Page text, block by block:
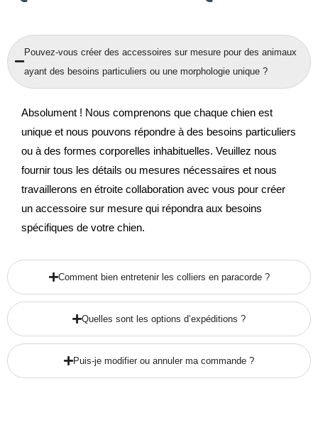
Pouvez-vous créer des accessoires sur mesure pour des animaux
ayant des besoins particuliers ou une morphologie unique ?
Absolument ! Nous comprenons que chaque chien est
unique et nous pouvons répondre à des besoins particuliers
ou à des formes corporelles inhabituelles. Veuillez nous
fournir tous les détails ou mesures nécessaires et nous
travaillerons en étroite collaboration avec vous pour créer
un accessoire sur mesure qui répondra aux besoins
spécifiques de votre chien.
Comment bien entretenir les colliers en paracorde ?
Quelles sont les options d’expéditions ?
Puis-je modifier ou annuler ma commande ?